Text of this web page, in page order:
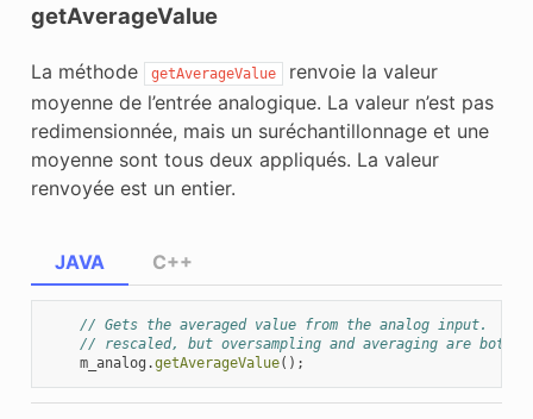
getAverageValue
La méthode getAverageValue
renvoie la valeur
moyenne de l’entrée analogique. La valeur n’est pas
redimensionnée, mais un suréchantillonnage et une
moyenne sont tous deux appliqués. La valeur
renvoyée est un entier.
JAVA
// Gets the averaged value from the analog input.
// rescaled, but oversampling and averaging are both
m_analog .getAverageValue();
C++